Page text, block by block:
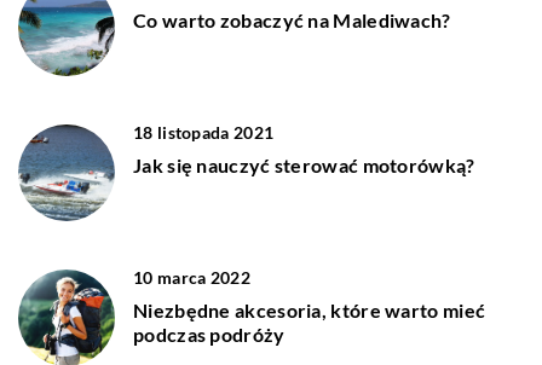
Co warto zobaczyć na Malediwach?
18 listopada 2021
Jak się nauczyć sterować motorówką?
10 marca 2022
Niezbędne akcesoria, które warto mieć
podczas podróży